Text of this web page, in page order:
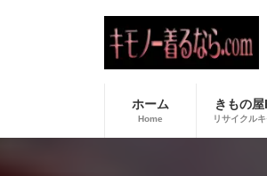
キ
に
ホーム
Home
きもの屋
リサイクル